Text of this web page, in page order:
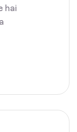
hai